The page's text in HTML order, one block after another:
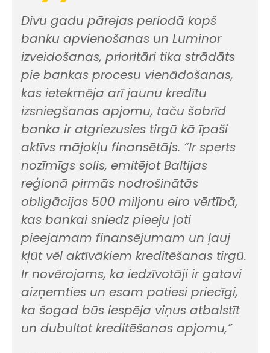
Divu gadu pārejas periodā kopš
banku apvienošanas un Luminor
izveidošanas, prioritāri tika strādāts
pie bankas procesu vienādošanas,
kas ietekmēja arī jaunu kredītu
izsniegšanas apjomu, taču šobrīd
banka ir atgriezusies tirgū kā īpaši
aktīvs mājokļu finansētājs. “Ir sperts
nozīmīgs solis, emitējot Baltijas
reģionā pirmās nodrošinātās
obligācijas 500 miljonu eiro vērtībā,
kas bankai sniedz pieeju ļoti
pieejamam finansējumam un ļauj
kļūt vēl aktīvākiem kreditēšanas tirgū.
Ir novērojams, ka iedzīvotāji ir gatavi
aizņemties un esam patiesi priecīgi,
ka šogad būs iespēja viņus atbalstīt
un dubultot kreditēšanas apjomu,”